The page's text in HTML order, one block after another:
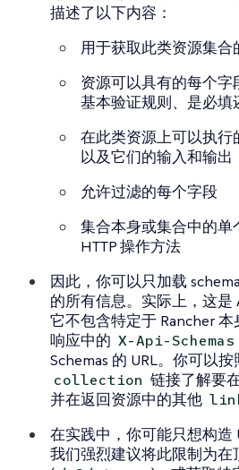
描述了以下内容：
用于获取此类资源集合
资源可以具有的每个字
基本验证规则、是必填
在此类资源上可以执行
以及它们的输入和输出
允许过滤的每个字段
集合本身或集合中的单
HTTP 操作方法
因此，你可以只加载
的所有信息。实际上，这是
它不包含特定于 Rancher
响应中的 X-Api-Schemas
Schemas 的 URL。你可以
collection 链接了解要
并在返回资源中的其他
在实践中，你可能只想构造
我们强烈建议将此限制为在